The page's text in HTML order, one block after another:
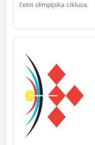
četiri olimpijska ciklusa.